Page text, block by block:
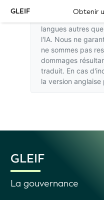
GLEIF Obtenir
Les
langues autres
l'IA. Nous ne
ne sommes pas
dommages
traduit. En cas
la version anglaise
GLEIF
La gouvernance